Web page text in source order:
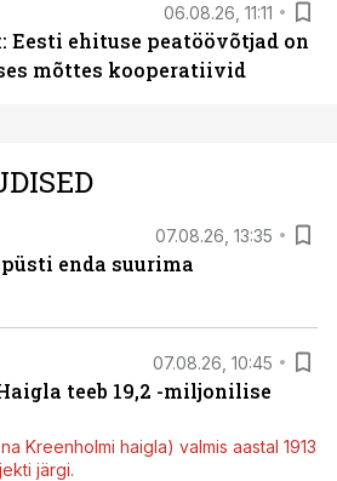
06.08.26, 11:11
Eesti ehituse peatöövõtjad on
mõttes kooperatiivid
07.08.26, 13:35
enda suurima
07.08.26, 10:45
teeb 19,2 -miljonilise
Kreenholmi haigla) valmis aastal 1913
järgi.